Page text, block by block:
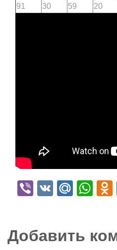
91
30 59 20
Viber
VK
Добавить